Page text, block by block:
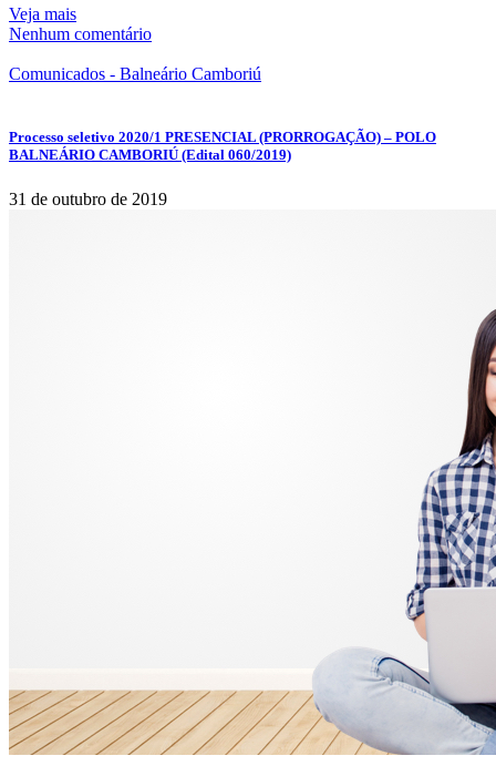
Veja mais
Nenhum comentário
Comunicados - Balneário Camboriú
Processo seletivo 2020/1 PRESENCIAL (PRORROGAÇÃO) – POLO
BALNEÁRIO CAMBORIÚ (Edital 060/2019)
31 de outubro de 2019